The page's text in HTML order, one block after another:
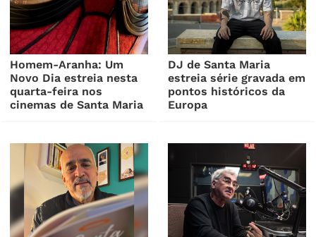
Homem-Aranha: Um
Novo Dia estreia nesta
quarta-feira nos
cinemas de Santa Maria
DJ de Santa Maria
estreia série gravada em
pontos históricos da
Europa